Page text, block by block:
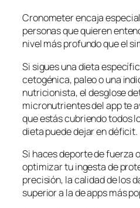
Cronometer encaja
personas que quieren
nivel más profundo que el
Si sigues una dieta
cetogénica, paleo o una
nutricionista, el desglose
micronutrientes del app te
que estás cubriendo todos
dieta puede dejar en déficit.
Si haces deporte de fuerza
optimizar tu ingesta de
precisión, la calidad de los
superior a la de apps más